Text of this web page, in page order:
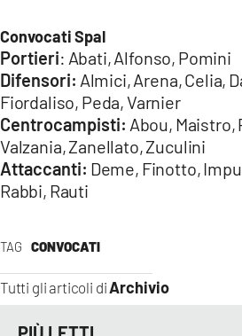
LACAPITALENEWS.IT
App
ANDROID
APPLE
TAG CONVOCATI
Tutti gli articoli diArchivio
Convocati Spal
Portieri: Abati, Alfonso, Pomini
Difensori: Almici, Arena, Celia,
Fiordaliso, Peda, Varnier
Centrocampisti: Abou, Maistro,
Valzania, Zanellato, Zuculini
Attaccanti: Deme, Finotto,
Rabbi, Rauti